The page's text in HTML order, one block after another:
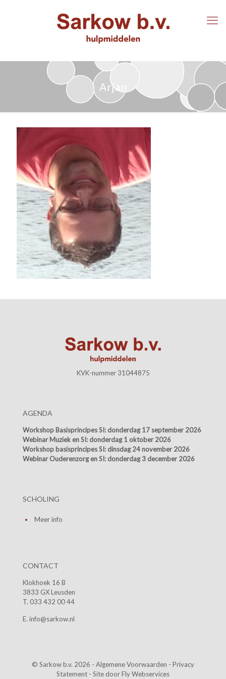
Arjan
KVK-nummer 31044875
AGENDA
Workshop Basisprincipes SI: donderdag 17 september 2026
Webinar Muziek en SI: donderdag 1 oktober 2026
Workshop basisprincipes SI: dinsdag 24 november 2026
Webinar Ouderenzorg en SI: donderdag 3 december 2026
SCHOLING
Meer info
CONTACT
Klokhoek 16 B
3833 GX Leusden
T. 033 432 00 44
E. info@sarkow.nl
© Sarkow b.v. 2026 - Algemene Voorwaarden - Privacy
Statement - Site doorFly Webservices